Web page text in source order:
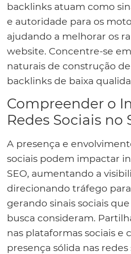
backlinks atuam como
e autoridade para os
ajudando a melhorar os
website. Concentre-se
naturais de construção
backlinks de baixa
Compreender o
Redes Sociais no
A presença e
sociais podem impactar
SEO, aumentando a
direcionando tráfego
gerando sinais sociais
busca consideram.
nas plataformas sociais e
presença sólida nas